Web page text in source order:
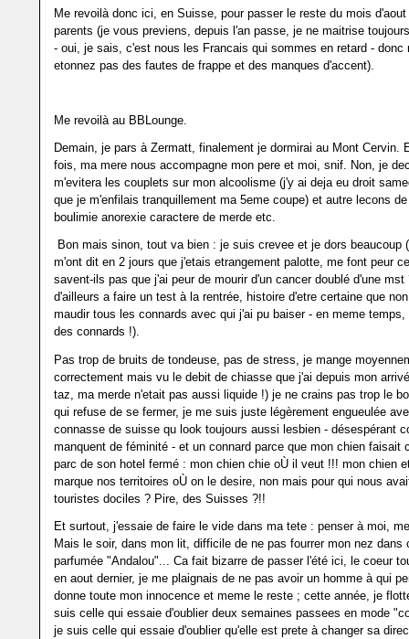
Me revoilà donc ici, en Suisse, pour passer le reste du mois
parents (je vous previens, depuis l'an passe, je ne maitrise
- oui, je sais, c'est nous les Francais qui sommes en retard - donc
etonnez pas des fautes de frappe et des manques d'accent).
Me revoilà au BBLounge.
Demain, je pars à Zermatt, finalement je dormirai au Mont Cervin.
fois, ma mere nous accompagne mon pere et moi, snif. Non, je
m'evitera les couplets sur mon alcoolisme (j'y ai deja eu droit
que je m'enfilais tranquillement ma 5eme coupe) et autre lecons
boulimie anorexie caractere de merde etc.
Bon mais sinon, tout va bien : je suis crevee et je dors beaucoup
m'ont dit en 2 jours que j'etais etrangement palotte, me font peur
savent-ils pas que j'ai peur de mourir d'un cancer doublé d'une mst
d'ailleurs a faire un test à la rentrée, histoire d'etre certaine que
maudir tous les connards avec qui j'ai pu baiser - en meme
des connards !).
Pas trop de bruits de tondeuse, pas de stress, je mange
correctement mais vu le debit de chiasse que j'ai depuis mon
taz, ma merde n'etait pas aussi liquide !) je ne crains pas trop le
qui refuse de se fermer, je me suis juste légèrement engueulée
connasse de suisse qu look toujours aussi lesbien - désespérant
manquent de féminité - et un connard parce que mon chien faisait
parc de son hotel fermé : mon chien chie oÙ il veut !!! mon chien
marque nos territoires oÙ on le desire, non mais pour qui nous
touristes dociles ? Pire, des Suisses ?!!
Et surtout, j'essaie de faire le vide dans ma tete : penser à moi,
Mais le soir, dans mon lit, difficile de ne pas fourrer mon nez dans
parfumée "Andalou"... Ca fait bizarre de passer l'été ici, le coeur
en aout dernier, je me plaignais de ne pas avoir un homme à qui
donne toute mon innocence et meme le reste ; cette année, je
suis celle qui essaie d'oublier deux semaines passees en mode
je suis celle qui essaie d'oublier qu'elle est prete à changer sa